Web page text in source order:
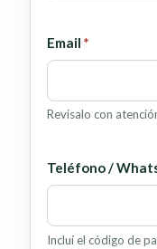
Email*
Revisalo con
Teléfono /
Incluí el código de